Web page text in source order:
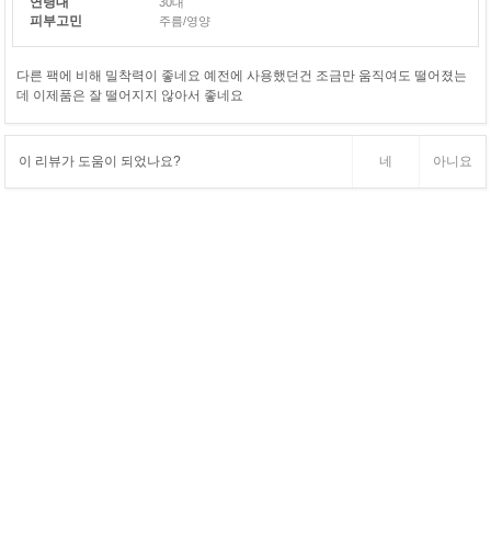
피부고민 주름/영양
다른 팩에 비해 밀착력이 좋네요 예전에 사용했던건 조금만 움직여도 떨어졌는
데 이제품은 잘 떨어지지 않아서 좋네요
이 리뷰가 도움이 되었나요? 네 아니요